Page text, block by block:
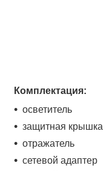
Комплектация:
осветитель
защитная крышка
отражатель
сетевой адаптер